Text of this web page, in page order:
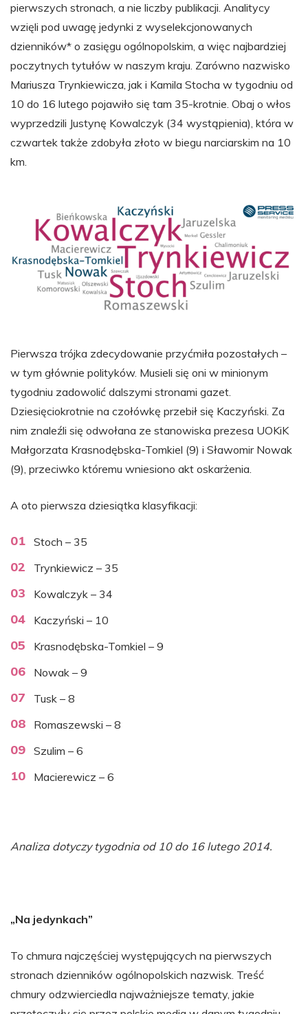
pierwszych stronach, a nie liczby publikacji. Analitycy
wzięli pod uwagę jedynki z wyselekcjonowanych
dzienników* o zasięgu ogólnopolskim, a więc najbardziej
poczytnych tytułów w naszym kraju. Zarówno nazwisko
Mariusza Trynkiewicza, jak i Kamila Stocha w tygodniu od
10 do 16 lutego pojawiło się tam 35-krotnie. Obaj o włos
wyprzedzili Justynę Kowalczyk (34 wystąpienia), która w
czwartek także zdobyła złoto w biegu narciarskim na 10
km.
Pierwsza trójka zdecydowanie przyćmiła pozostałych –
w tym głównie polityków. Musieli się oni w minionym
tygodniu zadowolić dalszymi stronami gazet.
Dziesięciokrotnie na czołówkę przebił się Kaczyński. Za
nim znaleźli się odwołana ze stanowiska prezesa UOKiK
Małgorzata Krasnodębska-Tomkiel (9) i Sławomir Nowak
(9), przeciwko któremu wniesiono akt oskarżenia.
A oto pierwsza dziesiątka klasyfikacji:
Stoch – 35
Trynkiewicz – 35
Kowalczyk – 34
Kaczyński – 10
Krasnodębska-Tomkiel – 9
Nowak – 9
Tusk – 8
Romaszewski – 8
Szulim – 6
Macierewicz – 6
Analiza dotyczy tygodnia od 10 do 16 lutego 2014.
„Na jedynkach”
To chmura najczęściej występujących na pierwszych
stronach dzienników ogólnopolskich nazwisk. Treść
chmury odzwierciedla najważniejsze tematy, jakie